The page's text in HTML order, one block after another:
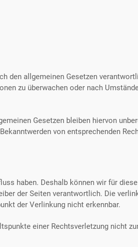
den allgemeinen Gesetzen
zu überwachen oder nach
Gesetzen bleiben hiervon
von entsprechenden
haben. Deshalb können wir für
der Seiten verantwortlich. Die
der Verlinkung nicht erkennbar.
einer Rechtsverletzung nicht